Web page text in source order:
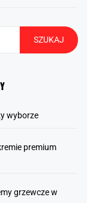
wyborze
premium
grzewcze w